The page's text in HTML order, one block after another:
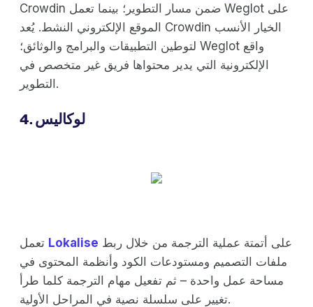
Crowdin ضمن مسار التطوير؛ بينما تعمل Weglot على
الموقع الإلكتروني النشط. يُعد Crowdin الخيار الأنسب
لتوطين التطبيقات والبرامج والوثائق؛ Weglot واقع
الإلكترونية التي يدير محتواها فريق غير متخصص في
التطوير.
4. لوكاليس
Lokalise
ملفات التصميم ومستودعات الكود وأنظمة المحتوى في
مساحة عمل واحدة – ثم تفعيل مهام الترجمة كلما طرأ
تغيير على سلسلة نصية في المراحل الأولية.